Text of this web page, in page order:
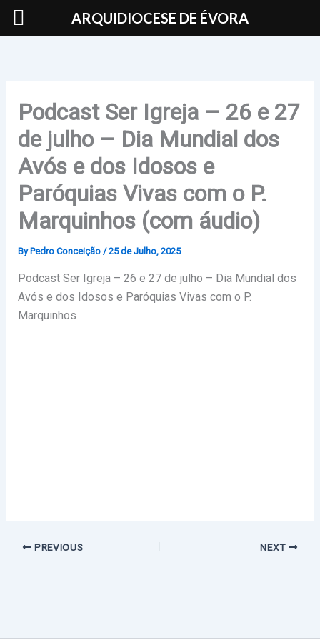
Skip
Podcast Ser Igreja – 26 e 27
de julho – Dia Mundial dos
Avós e dos Idosos e
Paróquias Vivas com o P.
Marquinhos (com áudio)
By Pedro Conceição /25 de Julho, 2025
Podcast Ser Igreja – 26 e 27 de julho – Dia Mundial dos
Avós e dos Idosos e Paróquias Vivas com o P.
Marquinhos
PREVIOUS NEXT
ARQUIDIOCESE DE ÉVORA